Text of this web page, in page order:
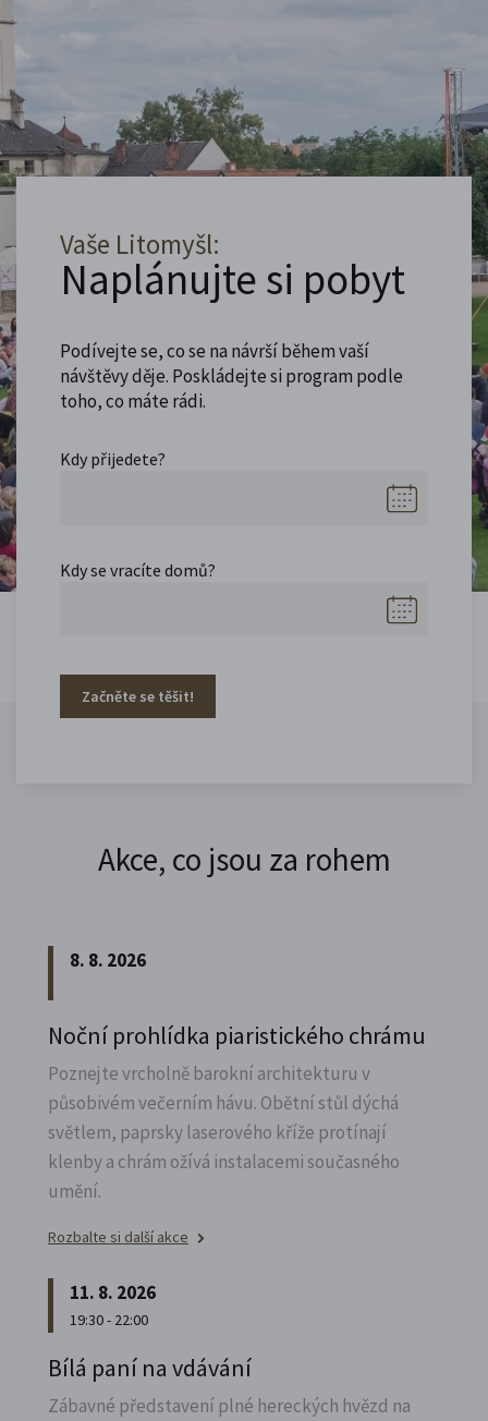
Vaše Litomyšl:
Naplánujte si pobyt
Podívejte se, co se na návrší během vaší
návštěvy děje. Poskládejte si program podle
toho, co máte rádi.
Kdy přijedete?
Kdy se vracíte domů?
Začněte se těšit!
Akce, co jsou za rohem
8. 8. 2026
Noční prohlídka piaristického chrámu
Poznejte vrcholně barokní architekturu v
působivém večerním hávu. Obětní stůl dýchá
světlem, paprsky laserového kříže protínají
klenby a chrám ožívá instalacemi současného
umění.
Rozbalte si další akce
11. 8. 2026
19:30 - 22:00
Bílá paní na vdávání
Zábavné představení plné hereckých hvězd na